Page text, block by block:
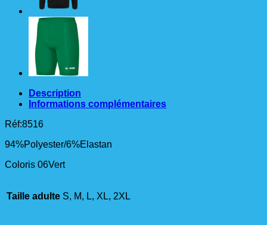
Description
Informations complémentaires
Réf:8516
94%Polyester/6%Elastan
Coloris 06Vert
Taille adulte S, M, L, XL, 2XL